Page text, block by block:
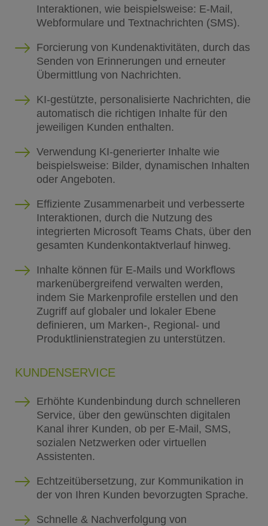
Interaktionen, wie beispielsweise: E-Mail,
Webformulare und Textnachrichten (SMS).
Forcierung von Kundenaktivitäten, durch das
Senden von Erinnerungen und erneuter
Übermittlung von Nachrichten.
KI-gestützte, personalisierte Nachrichten, die
automatisch die richtigen Inhalte für den
jeweiligen Kunden enthalten.
Verwendung KI-generierter Inhalte wie
beispielsweise: Bilder, dynamischen Inhalten
oder Angeboten.
Effiziente Zusammenarbeit und verbesserte
Interaktionen, durch die Nutzung des
integrierten Microsoft Teams Chats, über den
gesamten Kundenkontaktverlauf hinweg.
Inhalte können für E-Mails und Workflows
markenübergreifend verwalten werden,
indem Sie Markenprofile erstellen und den
Zugriff auf globaler und lokaler Ebene
definieren, um Marken-, Regional- und
Produktlinienstrategien zu unterstützen.
KUNDENSERVICE
Erhöhte Kundenbindung durch schnelleren
Service, über den gewünschten digitalen
Kanal ihrer Kunden, ob per E-Mail, SMS,
sozialen Netzwerken oder virtuellen
Assistenten.
Echtzeitübersetzung, zur Kommunikation in
der von Ihren Kunden bevorzugten Sprache.
Schnelle & Nachverfolgung von